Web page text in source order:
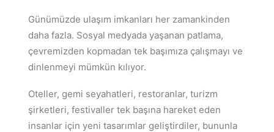
Günümüzde ulaşım imkanları her zamankinden
daha fazla. Sosyal medyada yaşanan patlama,
çevremizden kopmadan tek başımıza çalışmayı ve
dinlenmeyi mümkün kılıyor.
Oteller, gemi seyahatleri, restoranlar, turizm
şirketleri, festivaller tek başına hareket eden
insanlar için yeni tasarımlar geliştirdiler, bununla